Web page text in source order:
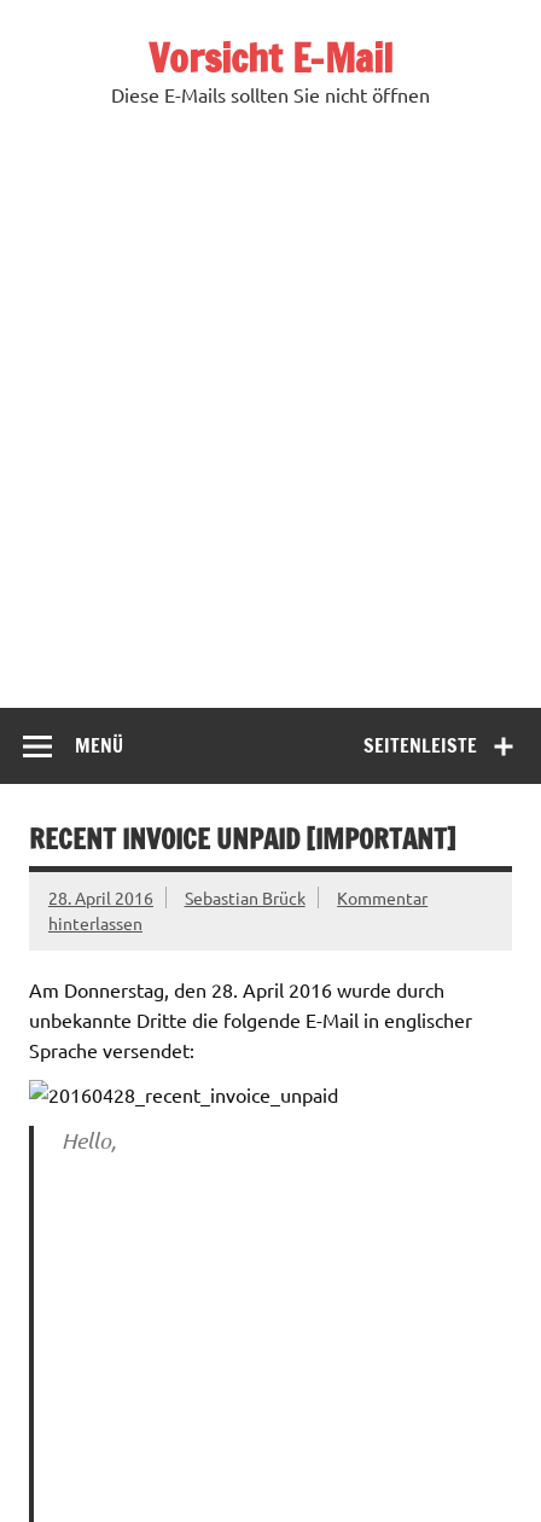
Vorsicht E-Mail
Diese E-Mails sollten Sie nicht öffnen
SEITENLEISTE
MENÜ
RECENT INVOICE UNPAID [IMPORTANT]
28. April 2016 Sebastian Brück
Kommentar
hinterlassen
Am Donnerstag, den 28. April 2016 wurde durch
unbekannte Dritte die folgende E-Mail in englischer
Sprache versendet:
Hello,